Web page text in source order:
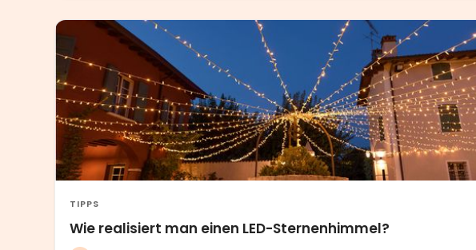
TIPPS
Wie realisiert man einen LED-Sternenhimmel?